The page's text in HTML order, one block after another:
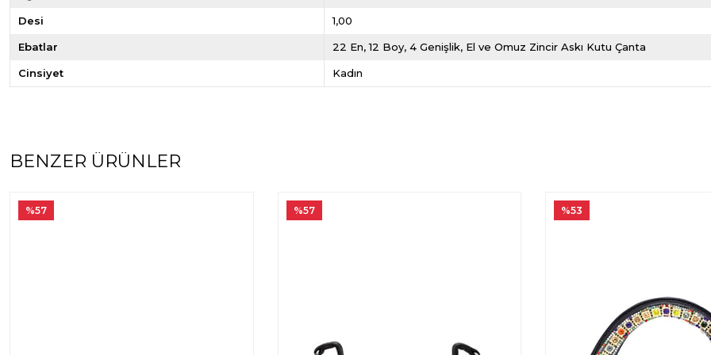
Desi 1,00
Ebatlar 22 En, 12 Boy, 4 Genişlik, El ve Omuz Zincir Askı Kutu Çanta
Cinsiyet Kadın
BENZER ÜRÜNLER
%57 %57 %53